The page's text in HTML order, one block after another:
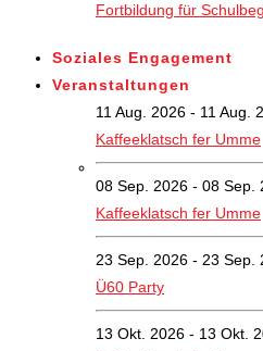
Fortbildung für
Soziales Engagement
Veranstaltungen
11 Aug. 2026 - 11 Aug.
Kaffeeklatsch fer Umme
08 Sep. 2026 - 08 Sep.
Kaffeeklatsch fer Umme
23 Sep. 2026 - 23 Sep.
Ü60 Party
13 Okt. 2026 - 13 Okt.